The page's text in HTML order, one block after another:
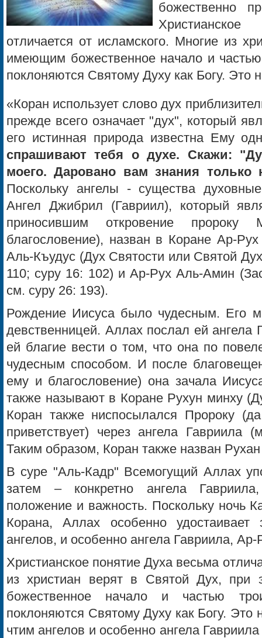
божественно
отличается от исламского. Многие из
имеющим божественное начало и
поклоняются Святому Духу как Богу. Это
«Коран использует слово дух
прежде всего означает "дух", который
его истинная природа известна Ему
cпpaшивaют тeбя o дyxe. Cкaжи:
мoeгo. Дapoвaнo вaм знaния тoлькo
Поскольку ангелы - существа
Ангел Джибрил (Гавриил), который
приносившим откровение
благословение), назван в Коране Ар-
Аль-Къудус (Дух Святости или Святой
110; суру 16: 102) и Ар-Рух Аль-Амин
см. суру 26: 193).
Рождение Иисуса было чудесным. Его
девственницей. Аллах послал ей ангела
ей благие вести о том, что она по
чудесным способом. И после
ему и благословение) она зачала
также называют в Коране Рухун минху
Коран также ниспосылался Пророку
приветствует) через ангела Гавриила
Таким образом, Коран также назван
В суре "Аль-Кадр" Всемогущий Аллах
затем – конкретно ангела
положение и важность. Поскольку ночь
Корана, Аллах особенно
ангелов, и особенно ангела Гавриила, Ар-
Христианское понятие Духа весьма
из христиан верят в Святой Дух, при
божественное начало и частью
поклоняются Святому Духу как Богу.
чтим ангелов и особенно ангела